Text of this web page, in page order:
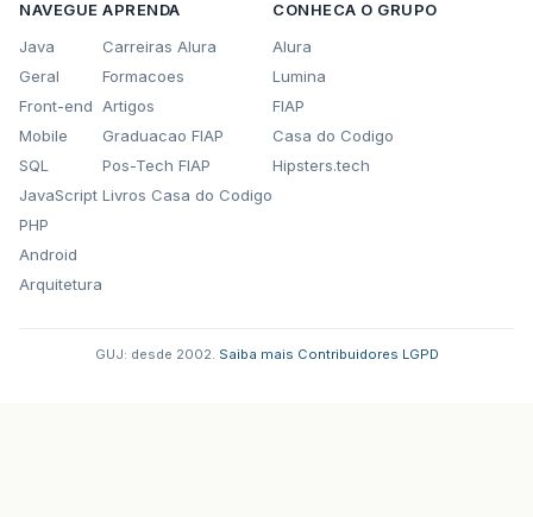
NAVEGUE
Java
Geral
Front-end
Mobile
SQL
JavaScript
PHP
Android
Arquitetura
APRENDA
Carreiras Alura
Formacoes
Artigos
Graduacao FIAP
Pos-Tech FIAP
Livros Casa do Codigo
CONHECA O GRUPO
Alura
Lumina
FIAP
Casa do Codigo
Hipsters.tech
GUJ: desde 2002. Saiba mais Contribuidores LGPD